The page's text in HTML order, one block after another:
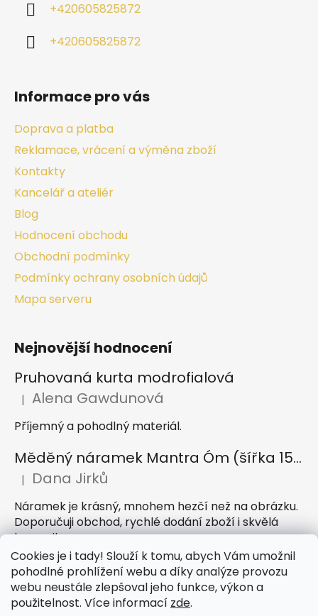
Cookies je i tady! Slouží k tomu, abych Vám umožnil
pohodlné prohlížení webu a díky analýze provozu
webu neustále zlepšoval jeho funkce, výkon a
použitelnost. Více informací zde.
+420605825872
+420605825872
Informace pro vás
Doprava a platba
Reklamace, vrácení a výměna zboží
Kontakty
Kancelář a ateliér
Blog
Hodnocení obchodu
Obchodní podmínky
Podmínky ochrany osobních údajů
Mapa serveru
Nejnovější hodnocení
Pruhovaná kurta modrofialová
Hodnocení produktu je 5 z 5 hvězdiček.
| Alena Gawdunová
Příjemný a pohodlný materiál.
Měděný náramek Mantra Óm (šířka 15 mm)
Hodnocení produktu je 5 z 5 hvězdiček.
| Dana Jirků
Náramek je krásný, mnohem hezčí než na obrázku.
Doporučuji obchod, rychlé dodání zboží i skvělá
komunikace
Hodnocení produktu je 5 z 5 hvězdiček.
| Petra Hejátková